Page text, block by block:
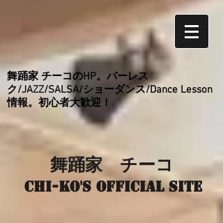
舞踊家 チーコのHP。バーレス
ク/JAZZ/SALSA/ショーダンス/Dance Lesson
情報。初心者大歓迎！
舞踊家 チーコ
Chi-ko's Official site